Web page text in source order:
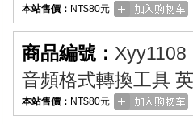
本站售價： NT$80元
商品編號： Xyy1108
音頻格式轉換工具
本站售價： NT$80元